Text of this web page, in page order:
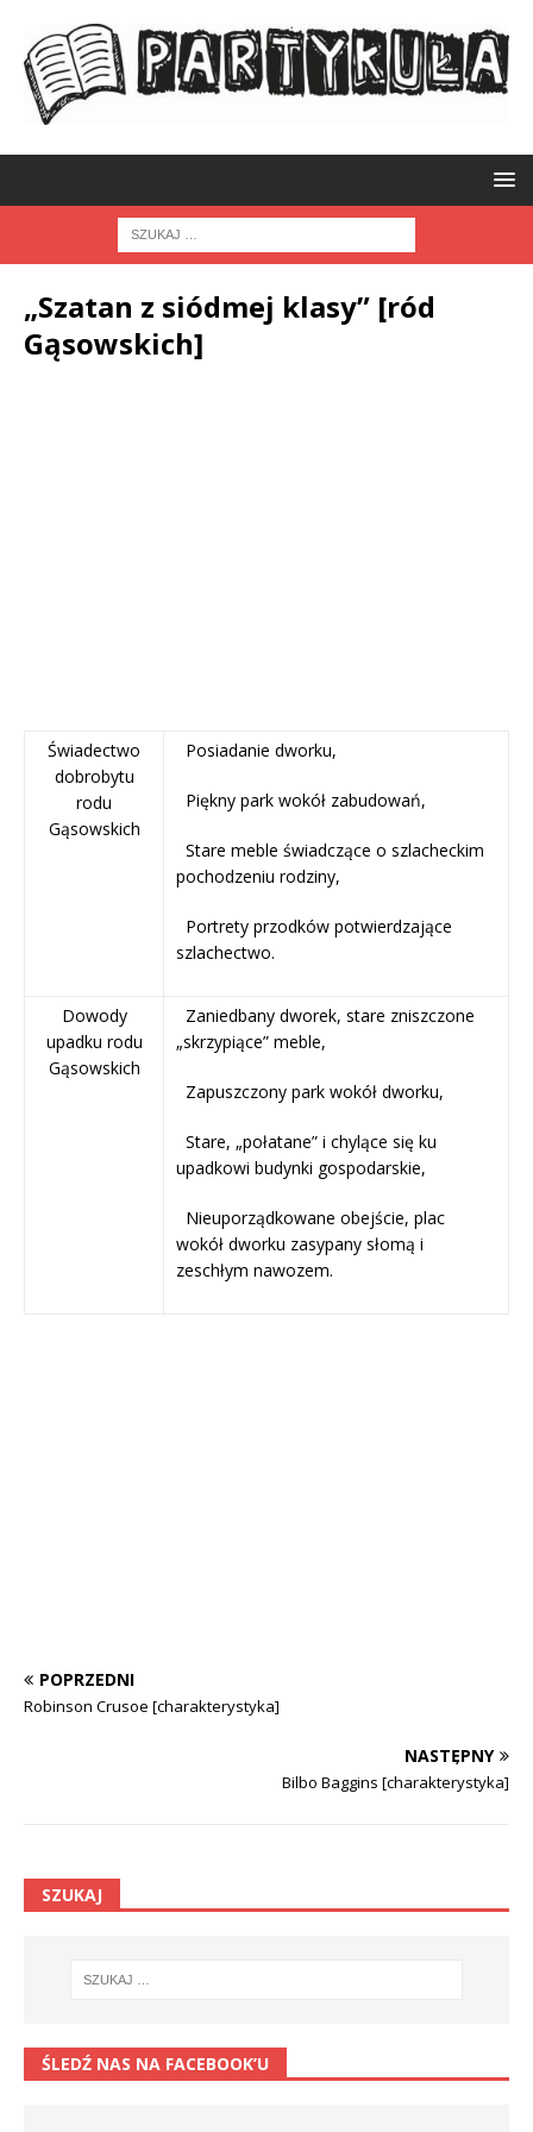
„Szatan z siódmej klasy” [ród
Gąsowskich]
Świadectwo
dobrobytu
rodu
Gąsowskich
 Posiadanie dworku,
 Piękny park wokół zabudowań,
 Stare meble świadczące o szlacheckim
pochodzeniu rodziny,
 Portrety przodków potwierdzające
szlachectwo.
Dowody
upadku rodu
Gąsowskich
 Zaniedbany dworek, stare zniszczone
„skrzypiące” meble,
 Zapuszczony park wokół dworku,
 Stare, „połatane” i chylące się ku
upadkowi budynki gospodarskie,
 Nieuporządkowane obejście, plac
wokół dworku zasypany słomą i
zeschłym nawozem.
POPRZEDNI
Robinson Crusoe [charakterystyka]
NASTĘPNY
Bilbo Baggins [charakterystyka]
SZUKAJ
ŚLEDŹ NAS NA FACEBOOK’U